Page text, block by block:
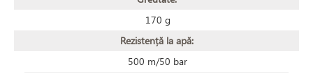
170 g
Rezistență la apă:
500 m/50 bar